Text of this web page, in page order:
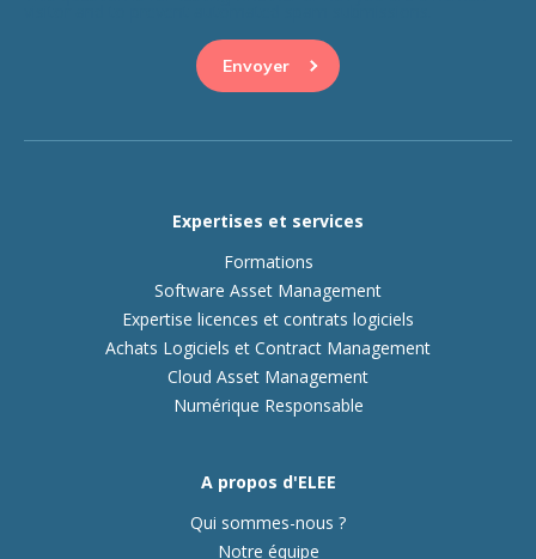
Expertises et services
Formations
Software Asset Management
Expertise licences et contrats logiciels
Achats Logiciels et Contract Management
Cloud Asset Management
Numérique Responsable
A propos d'ELEE
Qui sommes-nous ?
Notre équipe